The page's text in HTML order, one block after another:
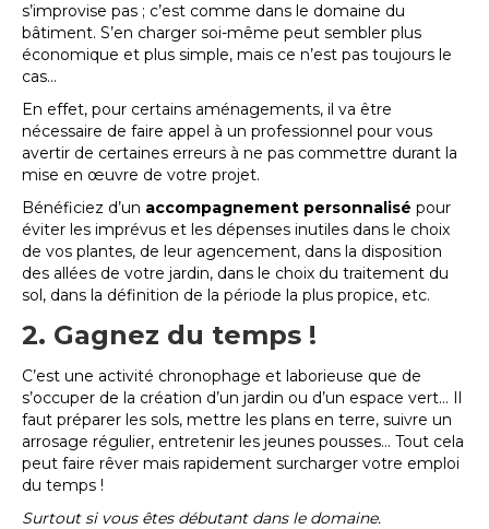
s’improvise pas ; c’est comme dans le domaine du
bâtiment. S’en charger soi-même peut sembler plus
économique et plus simple, mais ce n’est pas toujours le
cas…
En effet, pour certains aménagements, il va être
nécessaire de faire appel à un professionnel pour vous
avertir de certaines erreurs à ne pas commettre durant la
mise en œuvre de votre projet.
Bénéficiez d’un accompagnement personnalisé pour
éviter les imprévus et les dépenses inutiles dans le choix
de vos plantes, de leur agencement, dans la disposition
des allées de votre jardin, dans le choix du traitement du
sol, dans la définition de la période la plus propice, etc.
2. Gagnez du temps !
C’est une activité chronophage et laborieuse que de
s’occuper de la création d’un jardin ou d’un espace vert… Il
faut préparer les sols, mettre les plans en terre, suivre un
arrosage régulier, entretenir les jeunes pousses… Tout cela
peut faire rêver mais rapidement surcharger votre emploi
du temps !
Surtout si vous êtes débutant dans le domaine.